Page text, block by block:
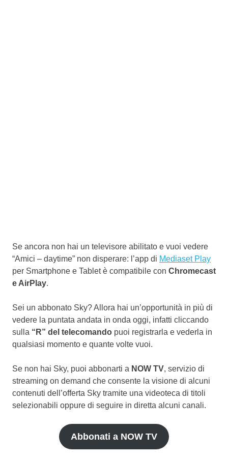
Se ancora non hai un televisore abilitato e vuoi vedere
“Amici – daytime” non disperare: l’app di Mediaset Play
per Smartphone e Tablet è compatibile con Chromecast
e AirPlay.
Sei un abbonato Sky? Allora hai un’opportunità in più di
vedere la puntata andata in onda oggi, infatti cliccando
sulla “R” del telecomando puoi registrarla e vederla in
qualsiasi momento e quante volte vuoi.
Se non hai Sky, puoi abbonarti a NOW TV, servizio di
streaming on demand che consente la visione di alcuni
contenuti dell’offerta Sky tramite una videoteca di titoli
selezionabili oppure di seguire in diretta alcuni canali.
Abbonati a NOW TV